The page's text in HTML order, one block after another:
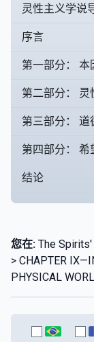
灵性主义学说
序言
第一部分： 本
第二部分： 灵
第三部分： 道
第四部分： 希
结论
您在: The Spirits'
> CHAPTER
PHYSICAL